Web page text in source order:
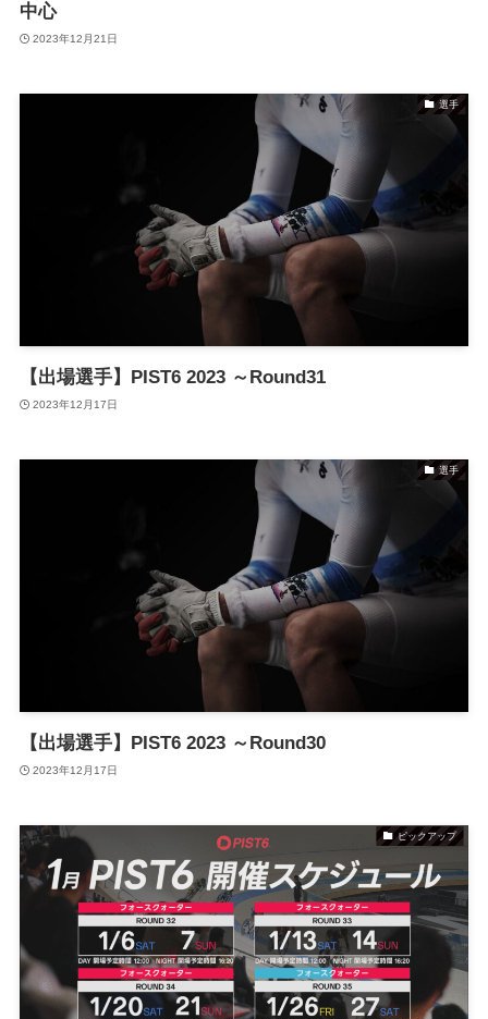
中心
2023年12月21日
選手
【出場選手】PIST6 2023 ～Round31
2023年12月17日
選手
【出場選手】PIST6 2023 ～Round30
2023年12月17日
ピックアップ